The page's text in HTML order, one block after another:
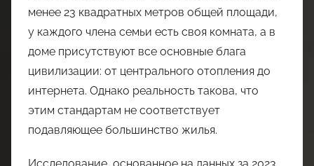
менее 23 квадратных метров общей площади,
у каждого члена семьи есть своя комната, а в
доме присутствуют все основные блага
цивилизации: от центрального отопления до
интернета. Однако реальность такова, что
этим стандартам не соответствует
подавляющее большинство жилья.
Исследование, основанное на данных за 2023